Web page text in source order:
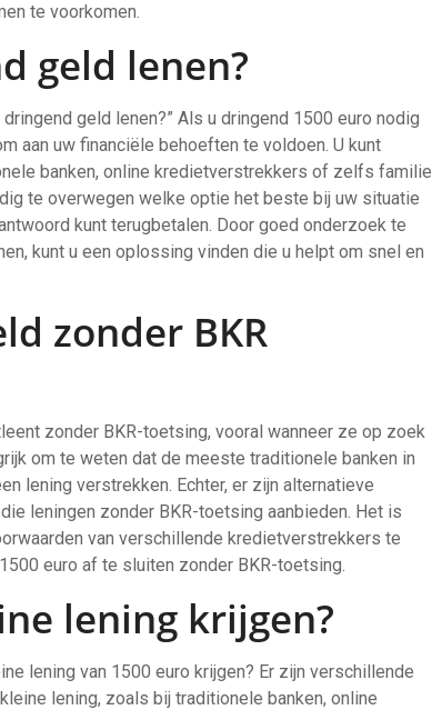
te voorkomen.
geld lenen?
geld lenen?” Als u dringend 1500 euro nodig
aan uw financiële behoeften te voldoen. U kunt
banken, online kredietverstrekkers of zelfs familie
te overwegen welke optie het beste bij uw situatie
kunt terugbetalen. Door goed onderzoek te
kunt u een oplossing vinden die u helpt om snel en
zonder BKR
zonder BKR-toetsing, vooral wanneer ze op zoek
om te weten dat de meeste traditionele banken in
lening verstrekken. Echter, er zijn alternatieve
leningen zonder BKR-toetsing aanbieden. Het is
van verschillende kredietverstrekkers te
euro af te sluiten zonder BKR-toetsing.
lening krijgen?
lening van 1500 euro krijgen? Er zijn verschillende
lening, zoals bij traditionele banken, online